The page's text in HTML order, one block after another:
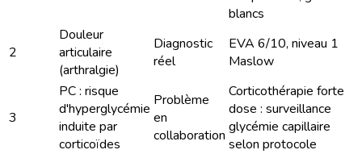
blancs
2
Douleur
articulaire
(arthralgie)
Diagnostic
réel
EVA 6/10, niveau 1
Maslow
3
PC : risque
d'hyperglycémie
induite par
corticoïdes
Problème
en
collaboration
Corticothérapie forte
dose : surveillance
glycémie capillaire
selon protocole